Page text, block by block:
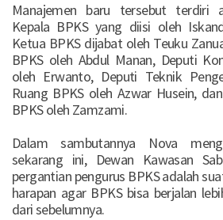
Manajemen baru tersebut terdiri
Kepala BPKS yang diisi oleh
Ketua BPKS dijabat oleh Teuku
BPKS oleh Abdul Manan, Deputi
oleh Erwanto, Deputi Teknik
Ruang BPKS oleh Azwar Husein,
BPKS oleh Zamzami.
Dalam sambutannya Nova
sekarang ini, Dewan Kawasan
pergantian pengurus BPKS adalah
harapan agar BPKS bisa berjalan
dari sebelumnya.